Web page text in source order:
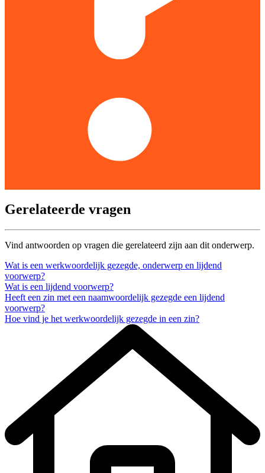
Gerelateerde vragen
Vind antwoorden op vragen die gerelateerd zijn aan dit onderwerp.
Wat is een werkwoordelijk gezegde, onderwerp en lijdend
voorwerp?
Wat is een lijdend voorwerp?
Heeft een zin met een naamwoordelijk gezegde een lijdend
voorwerp?
Hoe vind je het werkwoordelijk gezegde in een zin?